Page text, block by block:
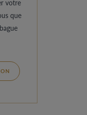
votre
que